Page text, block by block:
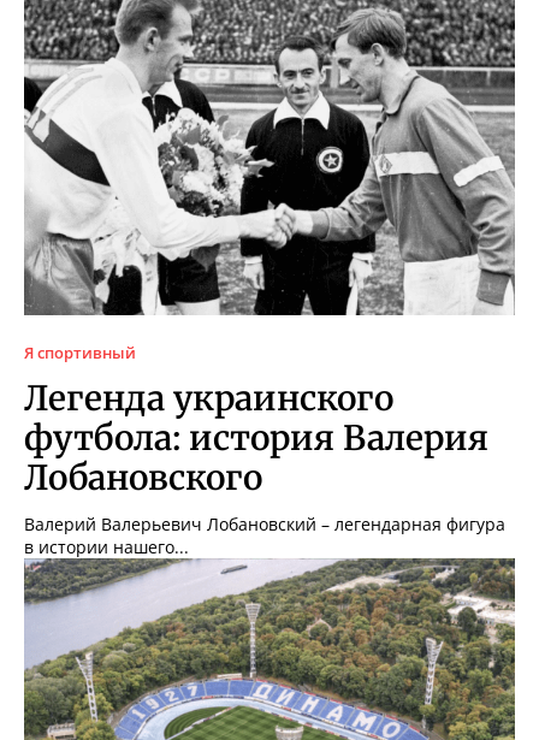
Я спортивный
Легенда украинского
футбола: история Валерия
Лобановского
Валерий Валерьевич Лобановский – легендарная фигура
в истории нашего...